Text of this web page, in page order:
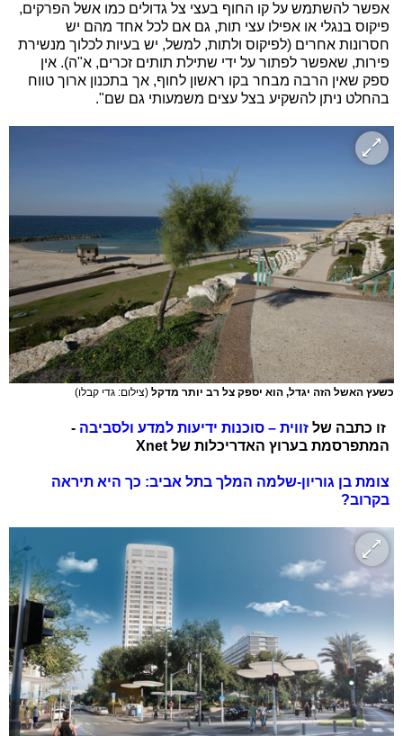
אפשר להשתמש על קו החוף בעצי צל גדולים כמו אשל הפרקים,
פיקוס בנגלי או אפילו עצי תות, גם אם לכל אחד מהם יש
חסרונות אחרים (לפיקוס ולתות, למשל, יש בעיות לכלוך מנשירת
פירות, שאפשר לפתור על ידי שתילת תותים זכרים, א"ה). אין
ספק שאין הרבה מבחר בקו ראשון לחוף, אך בתכנון ארוך טווח
בהחלט ניתן להשקיע בצל עצים משמעותי גם שם".
כשעץ האשל הזה יגדל, הוא יספק צל רב יותר מדקל (צילום: גדי קבלו)
זו כתבה של זווית – סוכנות ידיעות למדע ולסביבה -
המתפרסמת בערוץ האדריכלות של Xnet
צומת בן גוריון-שלמה המלך בתל אביב: כך היא תיראה
בקרוב?